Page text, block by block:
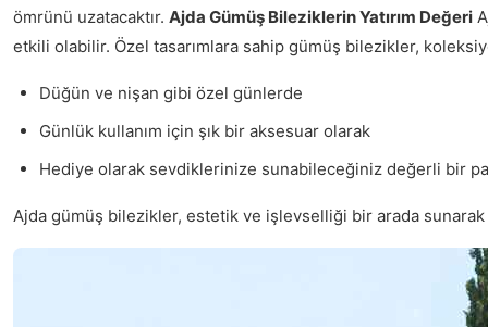
ömrünü uzatacaktır. Ajda Gümüş Bileziklerin Yatırım Değeri
etkili olabilir. Özel tasarımlara sahip gümüş bilezikler,
Düğün ve nişan gibi özel günlerde
Günlük kullanım için şık bir aksesuar olarak
Hediye olarak sevdiklerinize sunabileceğiniz değerli bir
Ajda gümüş bilezikler, estetik ve işlevselliği bir arada sunarak